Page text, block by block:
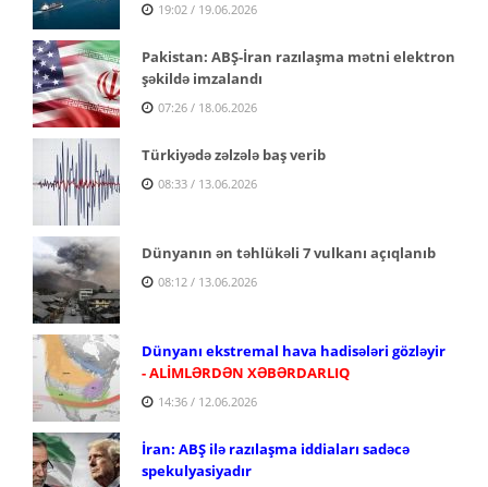
19:02 / 19.06.2026
Pakistan: ABŞ-İran razılaşma mətni elektron
şəkildə imzalandı
07:26 / 18.06.2026
Türkiyədə zəlzələ baş verib
08:33 / 13.06.2026
Dünyanın ən təhlükəli 7 vulkanı açıqlanıb
08:12 / 13.06.2026
Dünyanı ekstremal hava hadisələri gözləyir
- ALİMLƏRDƏN XƏBƏRDARLIQ
14:36 / 12.06.2026
İran: ABŞ ilə razılaşma iddiaları sadəcə
spekulyasiyadır